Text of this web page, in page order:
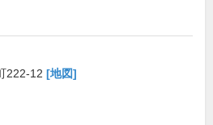
222-12 [地図]